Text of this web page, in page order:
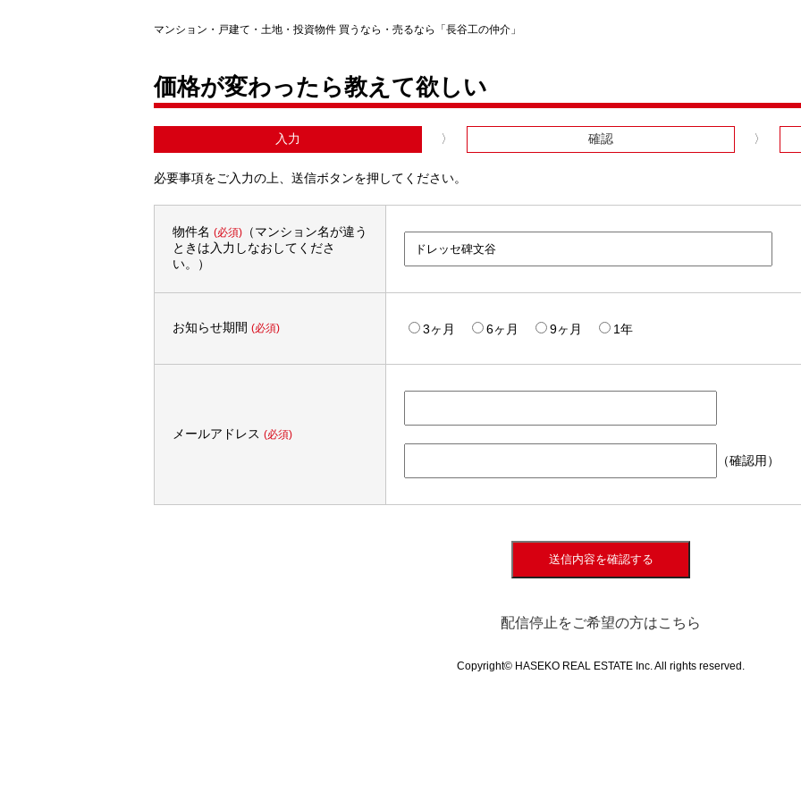
マンション・戸建て・土地・投資物件 買うなら・売るなら「長谷工の仲介」
価格が変わったら教えて欲しい
入力 確認
必要事項をご入力の上、送信ボタンを押してください。
物件名 (必須)（マンション名が違う
ときは入力しなおしてくださ
い。）
お知らせ期間 (必須) 3ヶ月 6ヶ月 9ヶ月 1年
メールアドレス (必須)
（確認用）
送信内容を確認する
配信停止をご希望の方はこちら
Copyright© HASEKO REAL ESTATE Inc. All rights reserved.